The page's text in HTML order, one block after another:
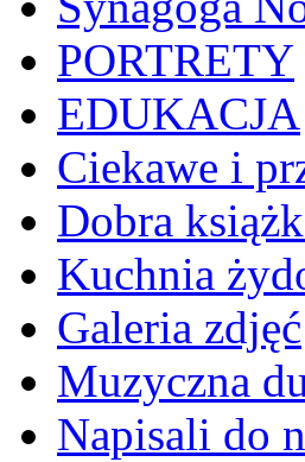
PORTRETY
EDUKACJA
Ciekawe i
Dobra
Kuchnia
Galeria zdjęć
Muzyczna
Napisali do